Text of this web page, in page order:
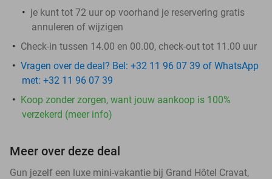
je kunt tot 72 uur op voorhand je reservering gratis
annuleren of wijzigen
Check-in tussen 14.00 en 00.00, check-out tot 11.00 uur
Vragen over de deal? Bel: +32 11 96 07 39 of WhatsApp
met: +32 11 96 07 39
Koop zonder zorgen, want jouw aankoop is 100%
verzekerd (meer info)
Meer over deze deal
Gun jezelf een luxe mini-vakantie bij Grand Hôtel Cravat,